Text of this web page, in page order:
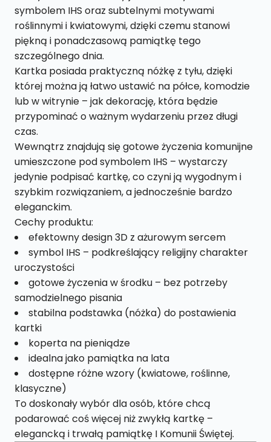
symbolem IHS oraz subtelnymi motywami
roślinnymi i kwiatowymi, dzięki czemu stanowi
piękną i ponadczasową pamiątkę tego
szczególnego dnia.
Kartka posiada praktyczną nóżkę z tyłu, dzięki
której można ją łatwo ustawić na półce, komodzie
lub w witrynie – jak dekorację, która będzie
przypominać o ważnym wydarzeniu przez długi
czas.
Wewnątrz znajdują się gotowe życzenia komunijne
umieszczone pod symbolem IHS – wystarczy
jedynie podpisać kartkę, co czyni ją wygodnym i
szybkim rozwiązaniem, a jednocześnie bardzo
eleganckim.
Cechy produktu:
efektowny design 3D z ażurowym sercem
symbol IHS – podkreślający religijny charakter
uroczystości
gotowe życzenia w środku – bez potrzeby
samodzielnego pisania
stabilna podstawka (nóżka) do postawienia
kartki
koperta na pieniądze
idealna jako pamiątka na lata
dostępne różne wzory (kwiatowe, roślinne,
klasyczne)
To doskonały wybór dla osób, które chcą
podarować coś więcej niż zwykłą kartkę –
elegancką i trwałą pamiątkę I Komunii Świętej.